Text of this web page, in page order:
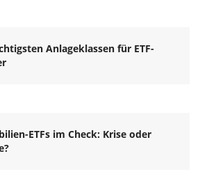
Anlageklassen für ETF-
ETFs im Check: Krise oder